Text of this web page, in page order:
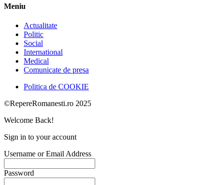
Meniu
Actualitate
Politic
Social
International
Medical
Comunicate de presa
Politica de COOKIE
©RepereRomanesti.ro 2025
Welcome Back!
Sign in to your account
Username or Email Address
Password